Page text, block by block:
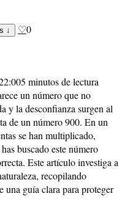
↓ ♡0
5 minutos de lectura
un número que no
y la desconfianza surgen al
de un número 900. En un
se han multiplicado,
buscado este número
Este artículo investiga a
recopilando
una guía clara para proteger